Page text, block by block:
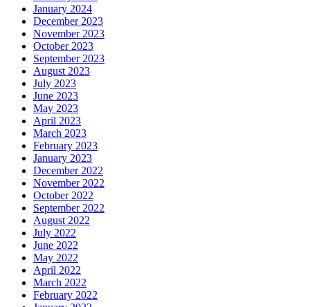
January 2024
December 2023
November 2023
October 2023
September 2023
August 2023
July 2023
June 2023
May 2023
April 2023
March 2023
February 2023
January 2023
December 2022
November 2022
October 2022
September 2022
August 2022
July 2022
June 2022
May 2022
April 2022
March 2022
February 2022